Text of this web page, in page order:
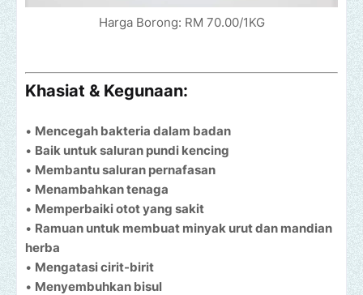
Harga Borong: RM 70.00/1KG
Khasiat & Kegunaan:
• Mencegah bakteria dalam badan
• Baik untuk saluran pundi kencing
• Membantu saluran pernafasan
• Menambahkan tenaga
• Memperbaiki otot yang sakit
• Ramuan untuk membuat minyak urut dan mandian
herba
• Mengatasi cirit-birit
• Menyembuhkan bisul